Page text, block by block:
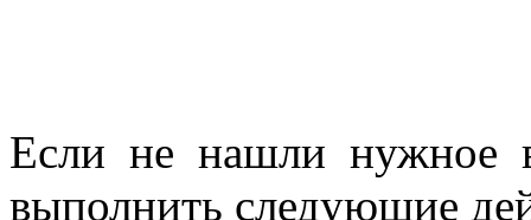
Если не нашли нужное
выполнить следующие